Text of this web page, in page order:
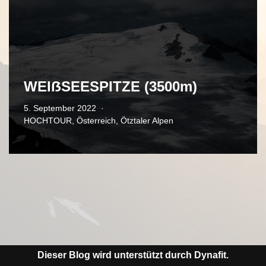
WEIẞSEESPITZE (3500m)
5. September 2022
HOCHTOUR, Österreich, Ötztaler Alpen
Dieser Blog wird unterstützt durch Dynafit.